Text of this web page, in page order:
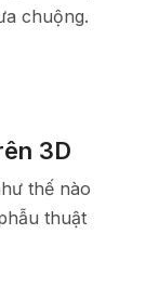
chuộng.
3D
thế nào
thuật